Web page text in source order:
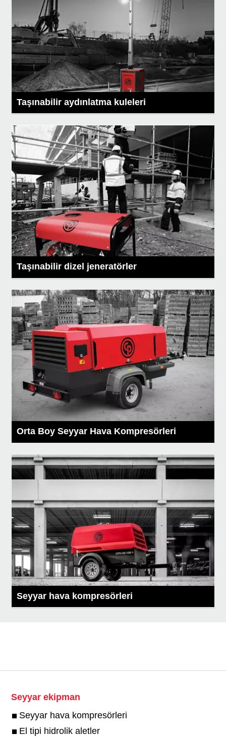
Taşınabilir aydınlatma kuleleri
Taşınabilir dizel jeneratörler
Orta Boy Seyyar Hava Kompresörleri
Seyyar hava kompresörleri
Seyyar ekipman
Seyyar hava kompresörleri
El tipi hidrolik aletler